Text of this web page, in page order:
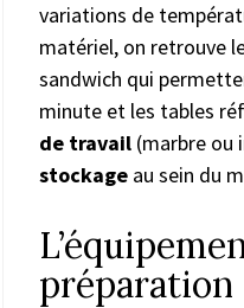
variations de
matériel, on retrouve
sandwich qui
minute et les tables
de travail (marbre ou
stockage au sein du
préparation